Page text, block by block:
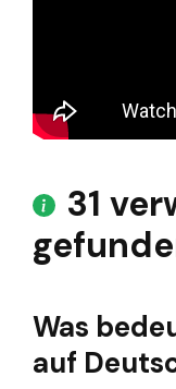
31
Was
auf